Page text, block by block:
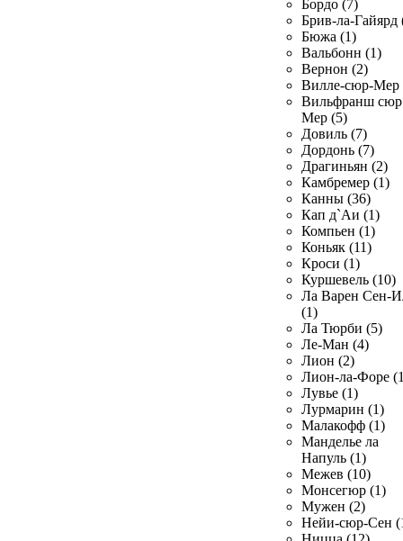
Бордо (7)
Брив-ла-Гайярд
Бюжа (1)
Вальбонн (1)
Вернон (2)
Вилле-сюр-Мер
Вильфранш сюр
Мер (5)
Довиль (7)
Дордонь (7)
Драгиньян (2)
Камбремер (1)
Канны (36)
Кап д`Аи (1)
Компьен (1)
Коньяк (11)
Кроси (1)
Куршевель (10)
Ла Варен Сен-
(1)
Ла Тюрби (5)
Ле-Ман (4)
Лион (2)
Лион-ла-Форе
Лувье (1)
Лурмарин (1)
Малакофф (1)
Манделье ла
Напуль (1)
Межев (10)
Монсегюр (1)
Мужен (2)
Нейи-сюр-Сен